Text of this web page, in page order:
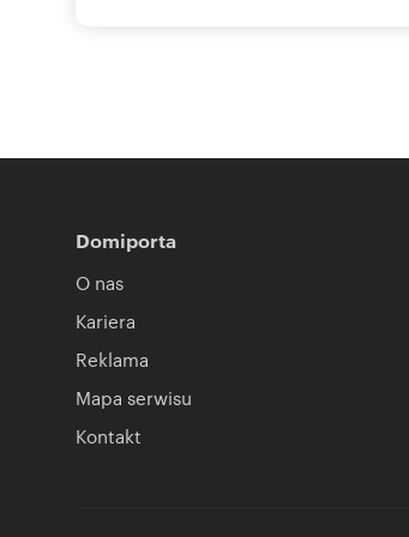
Domiporta
O nas
Kariera
Reklama
Mapa serwisu
Kontakt